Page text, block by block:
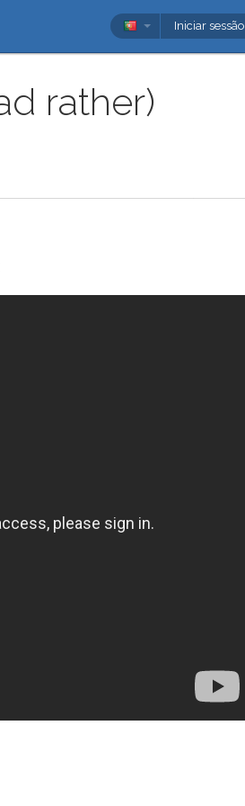
Iniciar sessão
rather)